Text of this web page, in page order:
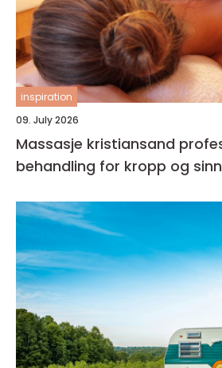
inspiration
09. July 2026
Massasje kristiansand profesjonell
behandling for kropp og sinn